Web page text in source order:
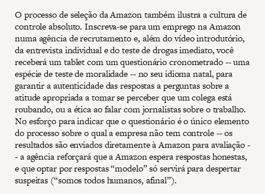
O processo de seleção da Amazon também ilustra a cultura de
controle absoluto. Inscreva-se para um emprego na Amazon
numa agência de recrutamento e, além do vídeo introdutório,
da entrevista individual e do teste de drogas imediato, você
receberá um tablet com um questionário cronometrado -- uma
espécie de teste de moralidade -- no seu idioma natal, para
garantir a autenticidade das respostas a perguntas sobre a
atitude apropriada a tomar se perceber que um colega está
roubando, ou a ética ao falar com jornalistas sobre o trabalho.
No esforço para indicar que o questionário é o único elemento
do processo sobre o qual a empresa não tem controle -- os
resultados são enviados diretamente à Amazon para avaliação -
- a agência reforçará que a Amazon espera respostas honestas,
e que optar por respostas “modelo” só servirá para despertar
suspeitas (“somos todos humanos, afinal”).